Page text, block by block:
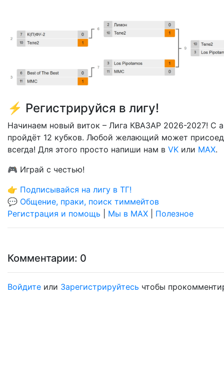
⚡ Регистрируйся в лигу!
Начинаем новый виток – Лига КВАЗАР 2026-2027! С
пройдёт 12 кубков. Любой желающий может
всегда! Для этого просто напиши нам в VK или MAX.
🎮 Играй с честью!
👉 Подписывайся на лигу в ТГ!
💬 Общение, праки, поиск тиммейтов
Регистрация и помощь
Мы в МAX Полезное
Комментарии: 0
Войдите или Зарегистрируйтесь чтобы